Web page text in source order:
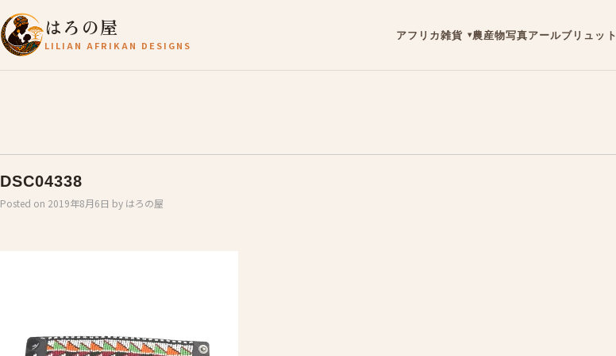
はろの屋
LILIAN AFRIKAN DESIGNS
アフリカ雑貨 農産物写真アールブリュット
DSC04338
Posted on 2019年8月6日 by はろの屋